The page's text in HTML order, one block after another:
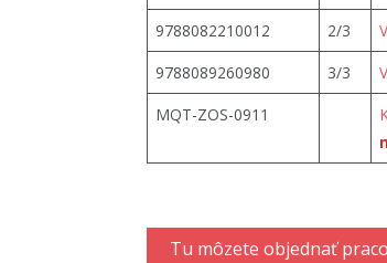
9788082210012
2/3
9788089260980
3/3
MQT-ZOS-0911
Tu môzete objednať